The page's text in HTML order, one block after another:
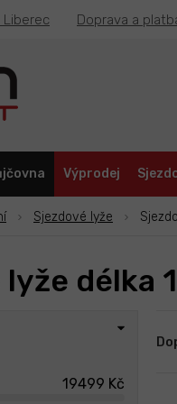
Liberec Doprava a
Výprodej
Sjezdové lyže
délka
19499 Kč
a